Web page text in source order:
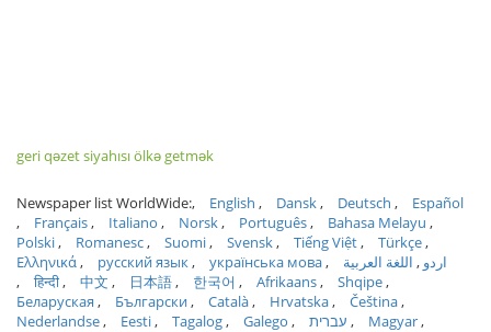
geri qəzet siyahısı ölkə getmək
Newspaper list WorldWide: English Dansk Deutsch
Español
Français
Italiano Norsk Português
Bahasa Melayu
Polski
Romanesc Suomi Svensk Tiếng Việt
Türkçe
Ελληνικά
русский язык українська мова اردو
اللغة العربية
हिन्दी
中文 日本語 한국어 Afrikaans
Shqipe
Беларуская
Български Català Hrvatska
Čeština
Nederlandse
Eesti Tagalog Galego עברית
Magyar